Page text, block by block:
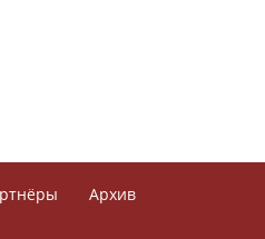
Архив